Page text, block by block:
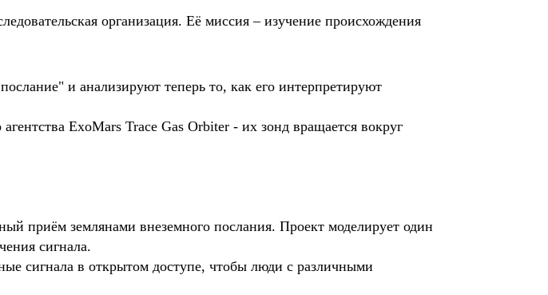
организация. Её миссия – изучение происхождения
и анализируют теперь то, как его интерпретируют
ExoMars Trace Gas Orbiter - их зонд вращается вокруг
приём землянами внеземного послания. Проект моделирует один
сигнала.
сигнала в открытом доступе, чтобы люди с различными